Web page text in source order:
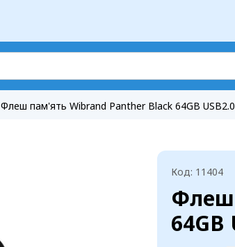
Флеш пам'ять Wibrand Panther Black 64GB USB2.0
Код: 11404
Флеш
64GB